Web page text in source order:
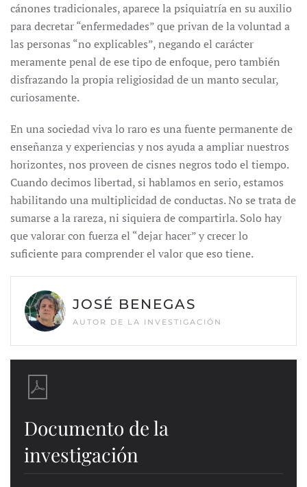
cánones tradicionales, aparece la psiquiatría en su auxilio
para decretar “enfermedades” que privan de la voluntad a
las personas “no explicables”, negando el carácter
meramente penal de ese tipo de enfoque, pero también
disfrazando la propia religiosidad de un manto secular,
curiosamente.
En una sociedad viva lo raro es una fuente permanente de
enseñanza y experiencias y nos ayuda a ampliar nuestros
horizontes, nos proveen de cisnes negros todo el tiempo.
Cuando decimos libertad, si hablamos en serio, estamos
habilitando una multiplicidad de conductas. No se trata de
sumarse a la rareza, ni siquiera de compartirla. Solo hay
que valorar con fuerza el “dejar hacer” y crecer lo
suficiente para comprender el valor que eso tiene.
JOSÉ BENEGAS
AUTOR DE LA INVESTIGACIÓN
Documento de la
investigación